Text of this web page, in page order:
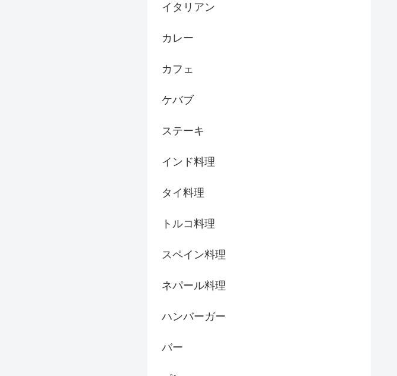
イタリアン
カレー
カフェ
ケバブ
ステーキ
インド料理
タイ料理
トルコ料理
スペイン料理
ネパール料理
ハンバーガー
バー